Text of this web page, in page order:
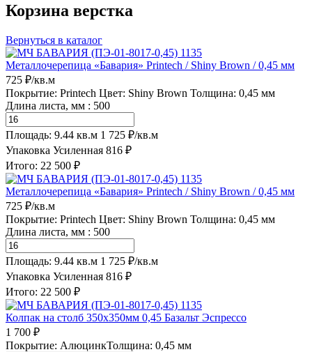
Корзина верстка
Вернуться в каталог
Металлочерепица «Бавария» Printech / Shiny Brown / 0,45 мм
725 ₽/кв.м
Покрытие: Printech Цвет: Shiny Brown Толщина: 0,45 мм
Длина листа, мм : 500
Площадь: 9.44 кв.м 1 725 ₽/кв.м
Упаковка Усиленная 816 ₽
Итого: 22 500 ₽
Металлочерепица «Бавария» Printech / Shiny Brown / 0,45 мм
725 ₽/кв.м
Покрытие: Printech Цвет: Shiny Brown Толщина: 0,45 мм
Длина листа, мм : 500
Площадь: 9.44 кв.м 1 725 ₽/кв.м
Упаковка Усиленная 816 ₽
Итого: 22 500 ₽
Колпак на столб 350х350мм 0,45 Базальт Эспрессо
1 700 ₽
Покрытие: АлюцинкТолщина: 0,45 мм